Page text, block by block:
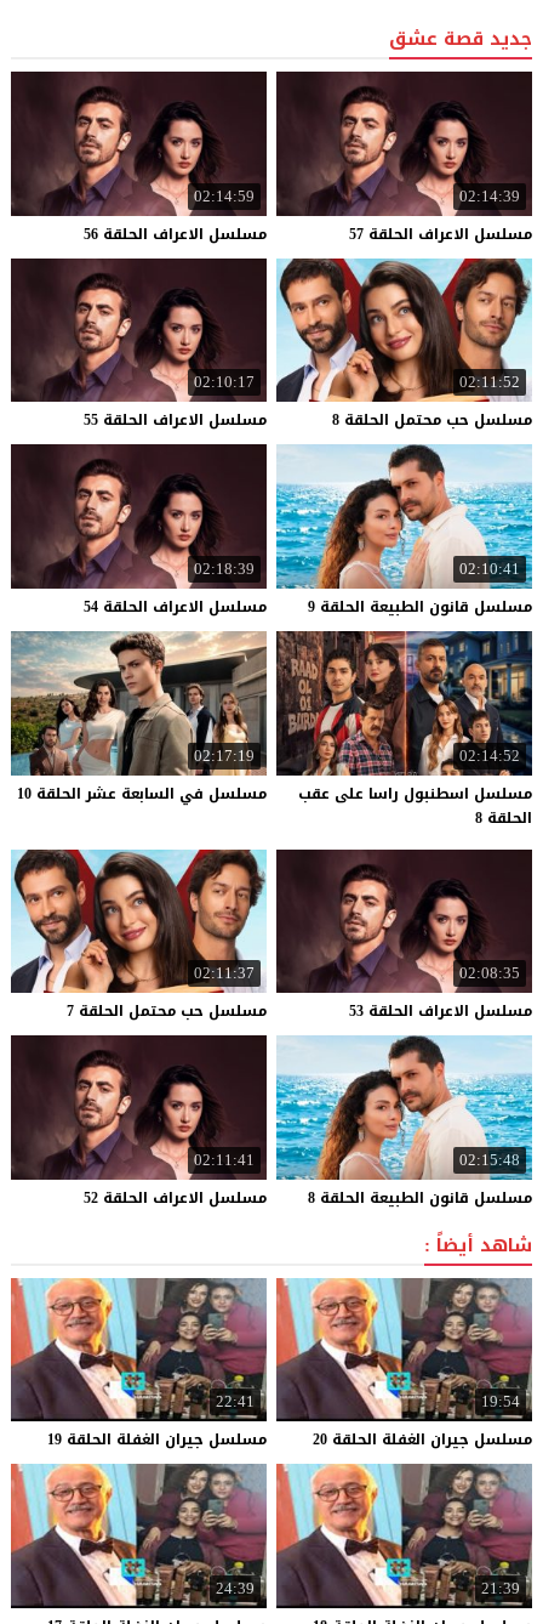
جديد قصة عشق
02:14:39
مسلسل الاعراف الحلقة 57
02:14:59
مسلسل الاعراف الحلقة 56
02:11:52
مسلسل حب محتمل الحلقة 8
02:10:17
مسلسل الاعراف الحلقة 55
02:10:41
مسلسل قانون الطبيعة الحلقة 9
02:18:39
مسلسل الاعراف الحلقة 54
02:14:52
مسلسل اسطنبول راسا على عقب
الحلقة 8
02:17:19
مسلسل في السابعة عشر الحلقة 10
02:08:35
مسلسل الاعراف الحلقة 53
02:11:37
مسلسل حب محتمل الحلقة 7
02:15:48
مسلسل قانون الطبيعة الحلقة 8
02:11:41
مسلسل الاعراف الحلقة 52
شاهد أيضاً :
19:54
مسلسل جيران الغفلة الحلقة 20
22:41
مسلسل جيران الغفلة الحلقة 19
21:39
24:39